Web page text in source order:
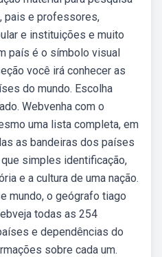
pais e professores,
e instituições e muito
país é o símbolo visual
você irá conhecer as
do mundo. Escolha
Webvenha com o
uma lista completa, em
as bandeiras dos países
simples identificação,
e a cultura de uma nação.
mundo, o geógrafo tiago
todas as 254
e dependências do
sobre cada um.